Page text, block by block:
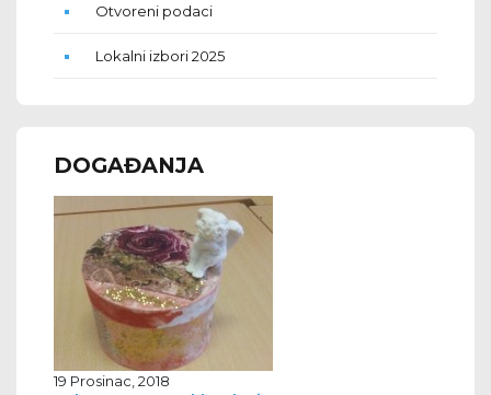
Otvoreni podaci
Lokalni izbori 2025
DOGAĐANJA
19 Prosinac, 2018